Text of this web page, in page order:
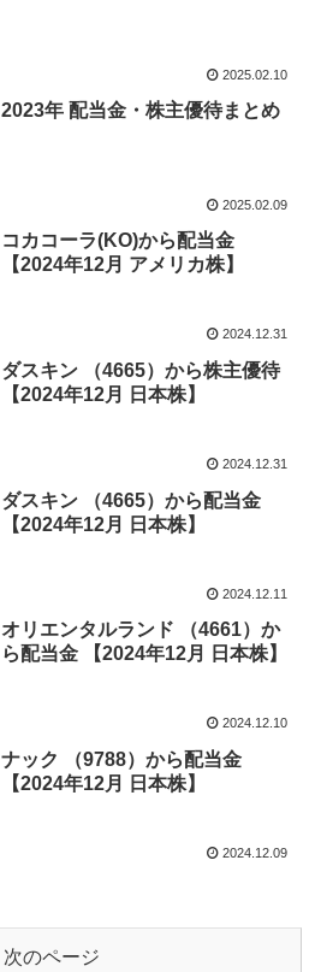
2025.02.10
2023年 配当金・株主優待まとめ
2025.02.09
コカコーラ(KO)から配当金
【2024年12月 アメリカ株】
2024.12.31
ダスキン （4665）から株主優待
【2024年12月 日本株】
2024.12.31
ダスキン （4665）から配当金
【2024年12月 日本株】
2024.12.11
オリエンタルランド （4661）か
ら配当金 【2024年12月 日本株】
2024.12.10
ナック （9788）から配当金
【2024年12月 日本株】
2024.12.09
次のページ